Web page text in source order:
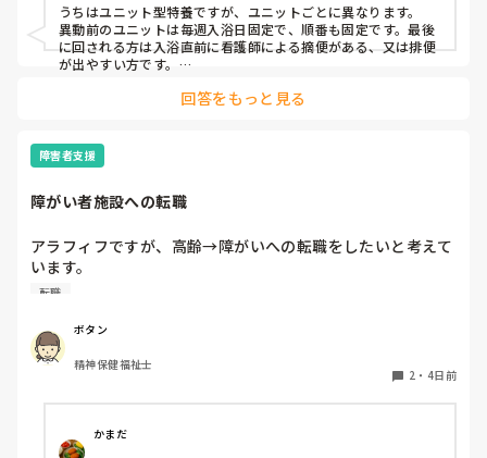
うちはユニット型特養ですが、ユニットごとに異なります。
異動前のユニットは毎週入浴日固定で、順番も固定です。最後
に回される方は入浴直前に看護師による摘便がある、又は排便
が出やすい方です。
が必要な方など。胃ろうの方は看護師がこの時間までには入浴
今のユニットでは毎週シフトとにらめっこして、職員の人数配
なので変更はほぼないです。たまに病院受診で前後します。
の速さの方を組み合わせたりしてます。順番も一番に入りたい
方がいるので、週によって一番と二番を入れ換えたりしてま
す。決め方は職員によってバラバラなので決まりはありませ
ん。
回答をもっと見る
障害者支援
障がい者施設への転職
アラフィフですが、高齢→障がいへの転職をしたいと考えて
います。
覚えも悪くなって来てきますが、経験者の方、どう思われま
やはり迷惑でしょうか？
転職
ボタン
精神保健福祉士
2 ・ 4日前
かまだ